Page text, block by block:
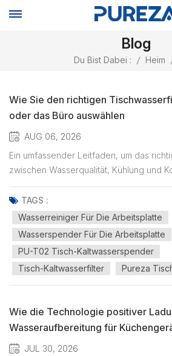
Blog
Du Bist Dabei : / Heim
Wie Sie den richtigen
oder das Büro auswählen
AUG 06, 2026
Ein umfassender Leitfaden, um das
zwischen Wasserqualität, Kühlung und
finden Sauberes Trinkwasser ist zu
Bestandteil des modernen Lebens
Homeoffice oder am Arbeitsplatz – die
einer bequemeren Mögl...
TAGS :
Wasserreiniger Für Die Arbeitsplatte
Wasserspender Für Die Arbeitsplatte
PU-T02 Tisch-Kaltwasserspender
Tisch-Kaltwasserfilter
Pureza
Wie die Technologie positiver
Wasseraufbereitung für
JUL 30, 2026